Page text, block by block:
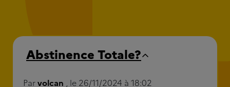
Abstinence Totale?
Parvolcan , le 26/11/2024 à 18:02